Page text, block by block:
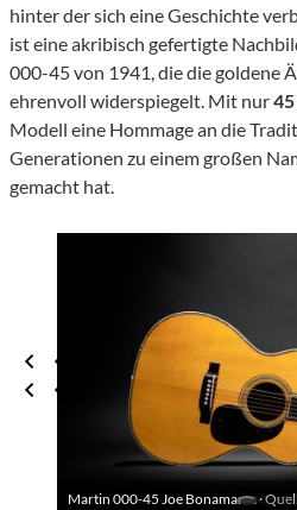
hinter der sich eine Geschichte
ist eine akribisch gefertigte
000-45 von 1941, die die goldene
ehrenvoll widerspiegelt. Mit nur
Modell eine Hommage an die
Generationen zu einem großen
gemacht hat.
Martin 000-45 Joe Bonamassa ·